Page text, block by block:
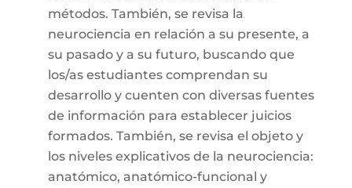
métodos. También, se revisa la
neurociencia en relación a su presente, a
su pasado y a su futuro, buscando que
los/as estudiantes comprendan su
desarrollo y cuenten con diversas fuentes
de información para establecer juicios
formados. También, se revisa el objeto y
los niveles explicativos de la neurociencia:
anatómico, anatómico-funcional y